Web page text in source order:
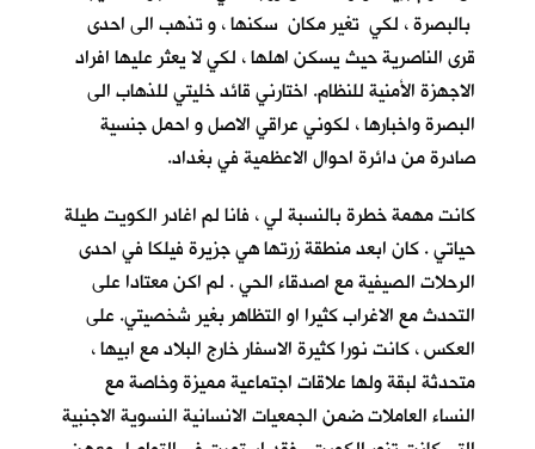
بالبصرة ، لكي تغير مكان سكنها ، و تذهب الى احدى
قرى الناصرية حيث يسكن اهلها ، لكي لا يعثر عليها افراد
الاجهزة الأمنية للنظام. اختارني قائد خليتي للذهاب الى
البصرة واخبارها ، لكوني عراقي الاصل و احمل جنسية
صادرة من دائرة احوال الاعظمية في بغداد.
كانت مهمة خطرة بالنسبة لي ، فانا لم اغادر الكويت طيلة
حياتي . كان ابعد منطقة زرتها هي جزيرة فيلكا في احدى
الرحلات الصيفية مع اصدقاء الحي . لم اكن معتادا على
التحدث مع الاغراب كثيرا او التظاهر بغير شخصيتي. على
العكس ، كانت نورا كثيرة الاسفار خارج البلاد مع ابيها ،
متحدثة لبقة ولها علاقات اجتماعية مميزة وخاصة مع
النساء العاملات ضمن الجمعيات الانسانية النسوية الاجنبية